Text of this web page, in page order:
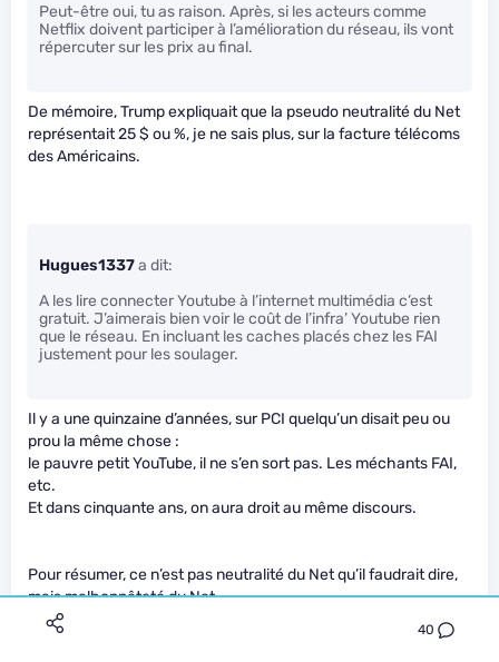
40
Peut-être oui, tu as raison. Après, si les acteurs comme
Netflix doivent participer à l’amélioration du réseau, ils vont
répercuter sur les prix au final.
De mémoire, Trump expliquait que la pseudo neutralité du Net
représentait 25 $ ou %, je ne sais plus, sur la facture télécoms
des Américains.
Hugues1337a dit:
A les lire connecter Youtube à l’internet multimédia c’est
gratuit. J’aimerais bien voir le coût de l’infra’ Youtube rien
que le réseau. En incluant les caches placés chez les FAI
justement pour les soulager.
Il y a une quinzaine d’années, sur PCI quelqu’un disait peu ou
prou la même chose :
le pauvre petit YouTube, il ne s’en sort pas. Les méchants FAI,
etc.
Et dans cinquante ans, on aura droit au même discours.
Pour résumer, ce n’est pas neutralité du Net qu’il faudrait dire,
mais malhonnêteté du Net.